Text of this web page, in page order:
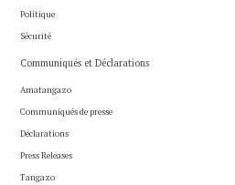
Politique
Sécurité
Communiqués et Déclarations
Amatangazo
Communiqués de presse
Déclarations
Press Releases
Tangazo